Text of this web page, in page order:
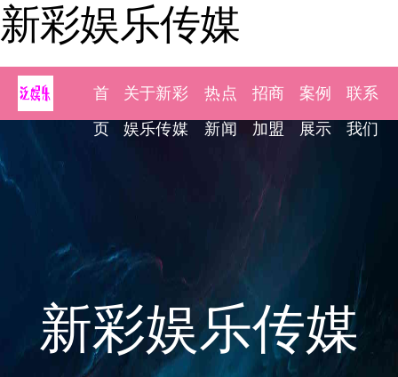
新彩娱乐传媒
首
页
关于新彩
娱乐传媒
热点
新闻
招商
加盟
案例
展示
联系
我们
新彩娱乐传媒